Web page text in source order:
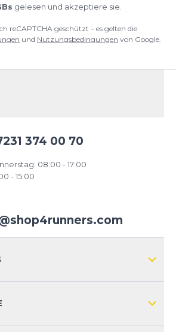
gelesen und akzeptiere sie.
reCAPTCHA geschützt – es gelten die
und Nutzungsbedingungen von Google.
374 00 70
08:00 - 17:00
- 15:00